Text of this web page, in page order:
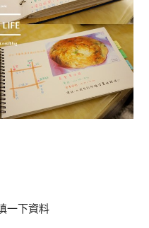
一下資料